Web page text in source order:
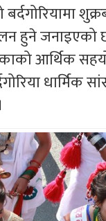
हुने जनाइएको
आर्थिक
धार्मिक